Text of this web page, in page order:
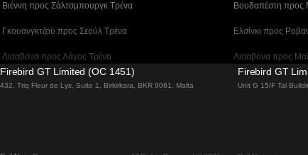
Βιέννη προς Σάλτσμπουργκ Τρένα Βουδαπέστη προς
Γκουανγκτζού προς Σεούλ Τρένα Ελσίνκι προς
Λισαβόνα προς Λάγος Tρένο Λισαβόνα προς
Λισαβόνα – Φάρο Τρένο Λονδίνο –
Firebird GT Limited (OC 1451)
432, Triq Fleur de Lys, Suite 1, Birkirkara, BKR 9061, Malta
Firebird GT
Unit G 15/F Tal